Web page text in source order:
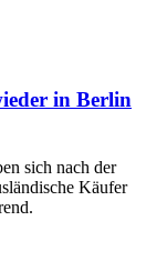
in Berlin
sich nach der
Käufer